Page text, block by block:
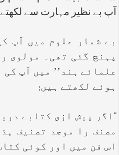
آپ بے نظیر مہارت سے
بے شمار علوم میں آپ
پہنچ گئی تھی۔ مولوی
علمائے ہند’’ میں آپ
ہوئے لکھتے ہیں:
‘‘اگر پیش ازی کتابے
مصنف را موجد تصنیف
اس فن میں اور کوئی